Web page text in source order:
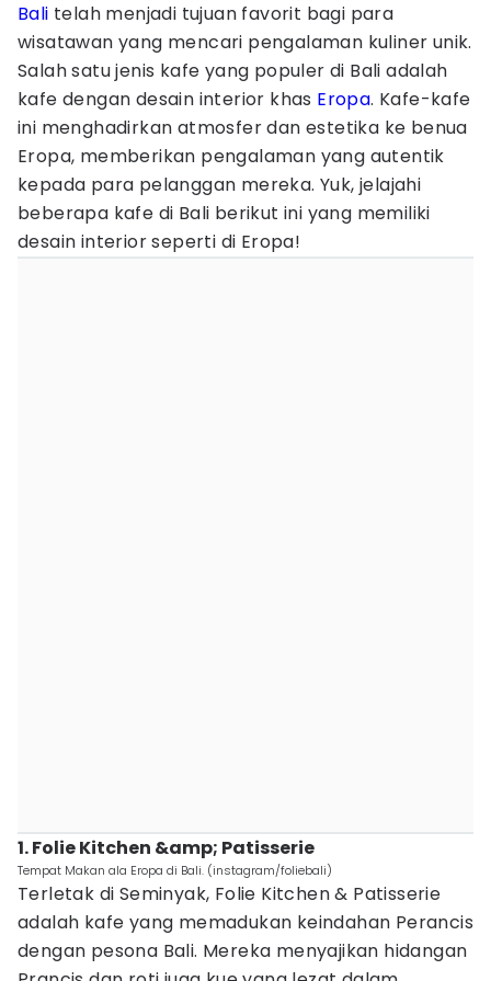
Bali telah menjadi tujuan favorit bagi para
wisatawan yang mencari pengalaman kuliner unik.
Salah satu jenis kafe yang populer di Bali adalah
kafe dengan desain interior khas Eropa. Kafe-kafe
ini menghadirkan atmosfer dan estetika ke benua
Eropa, memberikan pengalaman yang autentik
kepada para pelanggan mereka. Yuk, jelajahi
beberapa kafe di Bali berikut ini yang memiliki
desain interior seperti di Eropa!
1. Folie Kitchen &amp; Patisserie
Tempat Makan ala Eropa di Bali. (instagram/foliebali)
Terletak di Seminyak, Folie Kitchen & Patisserie
adalah kafe yang memadukan keindahan Perancis
dengan pesona Bali. Mereka menyajikan hidangan